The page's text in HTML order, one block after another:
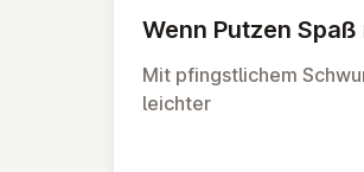
Wenn Putzen
Mit pfingstlichem
leichter